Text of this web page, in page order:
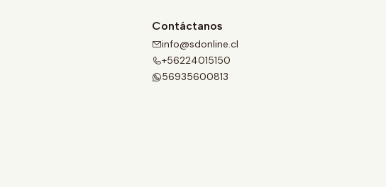
Contáctanos
info@sdonline.cl
+56224015150
56935600813